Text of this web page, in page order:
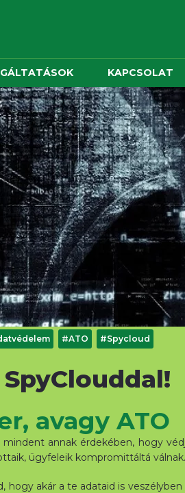
KAPCSOLAT
#ATO #Spycloud
avagy ATO
annak érdekében, hogy
ügyfeleik kompromittáltá válnak.
hogy akár a te adataid is